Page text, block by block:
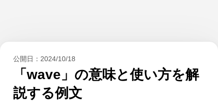
公開日： 2024/10/18
「wave」の意味と使い方を解
説する例文